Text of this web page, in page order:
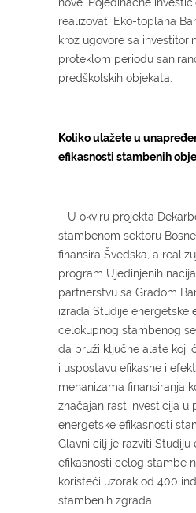
realizovati Eko-toplana
kroz ugovore sa
proteklom periodu
predškolskih objekata.
Koliko ulažete u
efikasnosti stambenih
– U okviru projekta
stambenom sektoru
finansira Švedska, a
program Ujedinjenih
partnerstvu sa Gradom
izrada Studije energetske
celokupnog stambenog
da pruži ključne alate koji
i uspostavu efikasne i
mehanizama finansiranja
značajan rast investicija u
energetske efikasnosti
Glavni cilj je razviti Studiju
efikasnosti celog stambe
koristeći uzorak od 400
stambenih zgrada.